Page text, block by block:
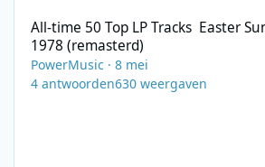
All-time 50 Top LP Tracks Easter
1978 (remasterd)
PowerMusic ·8 mei
4 antwoorden630 weergaven